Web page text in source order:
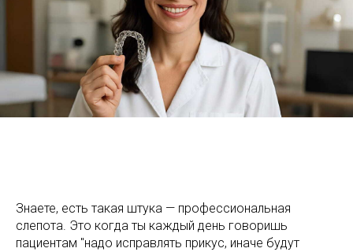
Знаете, есть такая штука — профессиональная
слепота. Это когда ты каждый день говоришь
пациентам "надо исправлять прикус, иначе будут